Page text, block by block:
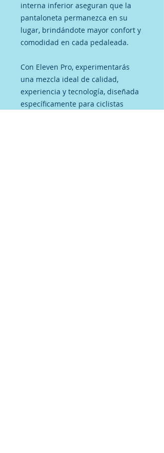
interna inferior aseguran que la
pantaloneta permanezca en su
lugar, brindándote mayor confort y
comodidad en cada pedaleada.
Con Eleven Pro, experimentarás
una mezcla ideal de calidad,
experiencia y tecnología, diseñada
específicamente para ciclistas